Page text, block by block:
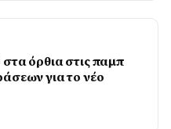
όρθια στις παμπ
για το νέο